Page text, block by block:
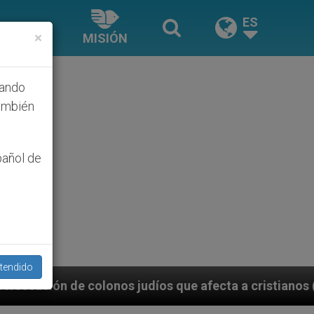
MISIÓN
ES
que afecta a cristianos (y no sólo) en Tierra
×
de